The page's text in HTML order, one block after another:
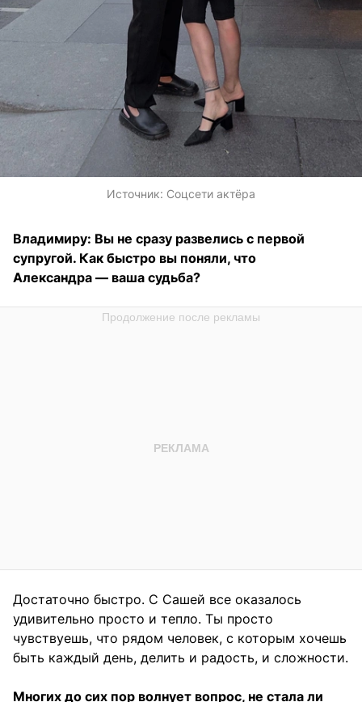
Источник: Соцсети актёра
Владимиру: Вы не сразу развелись с первой
супругой. Как быстро вы поняли, что
Александра — ваша судьба?
Достаточно быстро. С Сашей все оказалось
удивительно просто и тепло. Ты просто
чувствуешь, что рядом человек, с которым хочешь
быть каждый день, делить и радость, и сложности.
Многих до сих пор волнует вопрос, не стала ли